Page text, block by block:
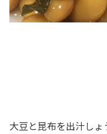
大豆と昆布を出汁し